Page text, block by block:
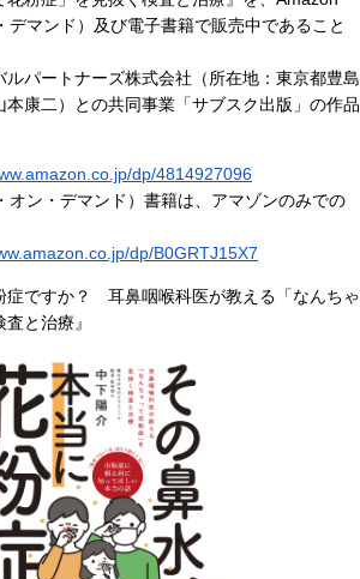
デマンド）及び電子書籍で販売中であること
ルパートナーズ株式会社（所在地：東京都豊島
本康二）との共同事業「サブスク出版」の作品
dp/4814927096
オン・デマンド）書籍は、アマゾンのみでの
dp/B0GRTJ15X7
症ですか？ 耳鼻咽喉科医が教える「なんちゃ
と治療』